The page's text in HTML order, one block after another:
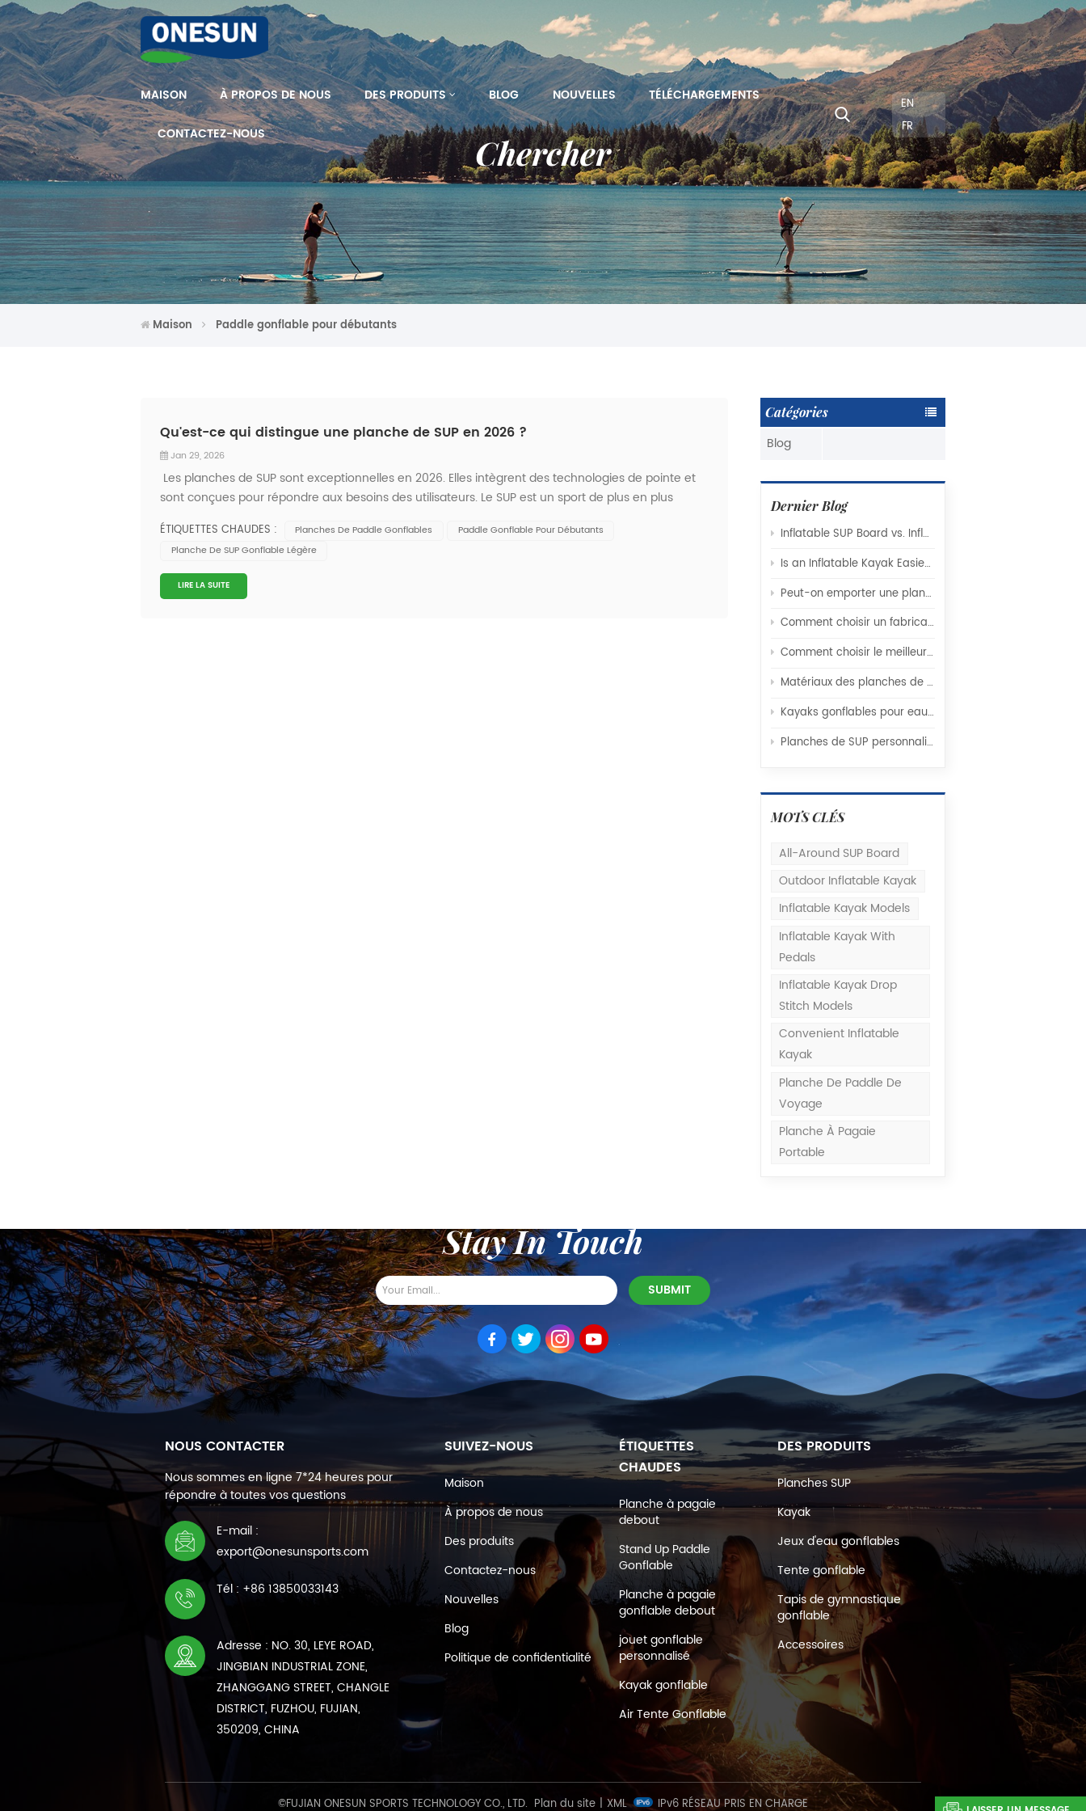
MAISON À PROPOS DE NOUS DES PRODUITS BLOG NOUVELLES TÉLÉCHARGEMENTS
CONTACTEZ-NOUS
EN
FR
Chercher
Maison Paddle gonflable pour débutants
Catégories
Blog
Dernier Blog
Inflatable SUP Board vs. Inflatable Kayak: Which Watercraft Is Right for You?
Is an Inflatable Kayak Easier to Use Than a Hard-Shell Kayak
Peut-on emporter une planche de paddle gonflable en avion ?
Comment choisir un fabricant fiable de planches de SUP gonflables pour votre marque
Comment choisir le meilleur fabricant de kayaks gonflables pour vos besoins
Matériaux des planches de SUP gonflables expliqués : technologie Drop-Stitch, couches de PVC et facteurs influençant réellement les performances
Kayaks gonflables pour eaux vives vs. eaux calmes : Comprendre la conception de la coque et les profils de rocker
Planches de SUP personnalisées : le guide ultime d’approvisionnement pour les grossistes
MOTS CLÉS
All-Around SUP Board
Outdoor Inflatable Kayak
Inflatable Kayak Models
Inflatable Kayak With
Pedals
Inflatable Kayak Drop
Stitch Models
Convenient Inflatable
Kayak
Planche De Paddle De
Voyage
Planche À Pagaie
Portable
Qu'est-ce qui distingue une planche de SUP en 2026 ?
Jan 29, 2026
Les planches de SUP sont exceptionnelles en 2026. Elles intègrent des technologies de pointe et
sont conçues pour répondre aux besoins des utilisateurs. Le SUP est un sport de plus en plus
activité physique...
ÉTIQUETTES CHAUDES : Planches De Paddle Gonflables
Paddle Gonflable Pour Débutants
Planche De SUP Gonflable Légère
LIRE LA SUITE
Stay In Touch
NOUS CONTACTER
Nous sommes en ligne 7*24 heures pour
répondre à toutes vos questions
E-mail :
export@onesunsports.com
Tél : +86 13850033143
Adresse : NO. 30, LEYE ROAD,
JINGBIAN INDUSTRIAL ZONE,
ZHANGGANG STREET, CHANGLE
DISTRICT, FUZHOU, FUJIAN,
350209, CHINA
SUIVEZ-NOUS
Maison
À propos de nous
Des produits
Contactez-nous
Nouvelles
Blog
Politique de confidentialité
ÉTIQUETTES
CHAUDES
Planche à pagaie
debout
Stand Up Paddle
Gonflable
Planche à pagaie
gonflable debout
jouet gonflable
personnalisé
Kayak gonflable
Air Tente Gonflable
DES PRODUITS
Planches SUP
Kayak
Jeux d'eau gonflables
Tente gonflable
Tapis de gymnastique
gonflable
Accessoires
©FUJIAN ONESUN SPORTS TECHNOLOGY CO., LTD. Plan du site | XML IPv6 RÉSEAU PRIS EN CHARGE